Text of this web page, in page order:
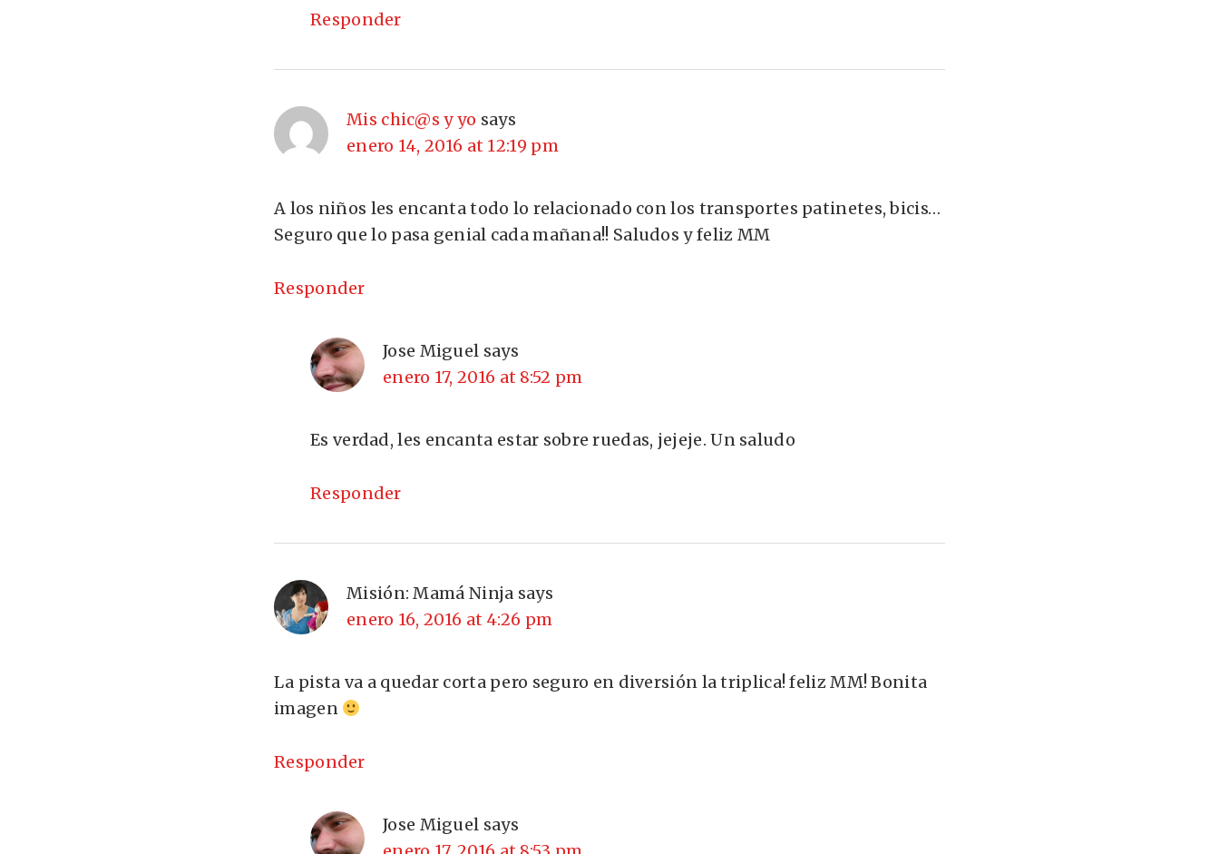
Responder
Mis chic@s y yo says
enero 14, 2016 at 12:19 pm
A los niños les encanta todo lo relacionado con los transportes patinetes, bicis…
Seguro que lo pasa genial cada mañana!! Saludos y feliz MM
Responder
Jose Miguel says
enero 17, 2016 at 8:52 pm
Es verdad, les encanta estar sobre ruedas, jejeje. Un saludo
Responder
Misión: Mamá Ninja says
enero 16, 2016 at 4:26 pm
La pista va a quedar corta pero seguro en diversión la triplica! feliz MM! Bonita
imagen
Responder
Jose Miguel says